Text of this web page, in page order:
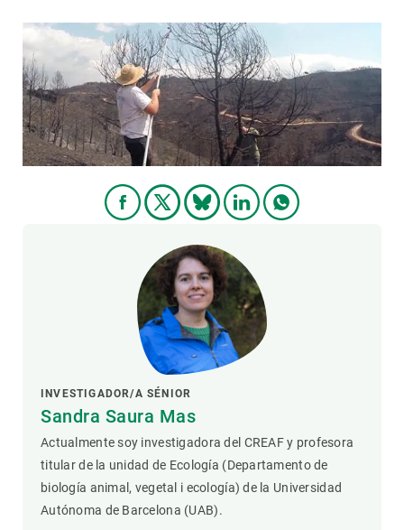
INVESTIGADOR/A SÉNIOR
Sandra Saura Mas
Actualmente soy investigadora del CREAF y profesora
titular de la unidad de Ecología (Departamento de
biología animal, vegetal i ecología) de la Universidad
Autónoma de Barcelona (UAB).